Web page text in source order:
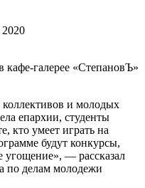
галерее «СтепановЪ»
коллективов и молодых
епархии, студенты
кто умеет играть на
будут конкурсы,
угощение», — рассказал
по делам молодежи